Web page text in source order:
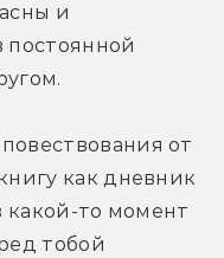
и
постоянной
от
как дневник
какой-то момент
тобой